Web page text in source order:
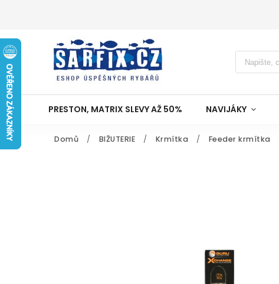
PRESTON, MATRIX SLEVY AŽ 50% NAVIJÁKY
Domů / BIŽUTERIE / Krmítka / Feeder krmítka